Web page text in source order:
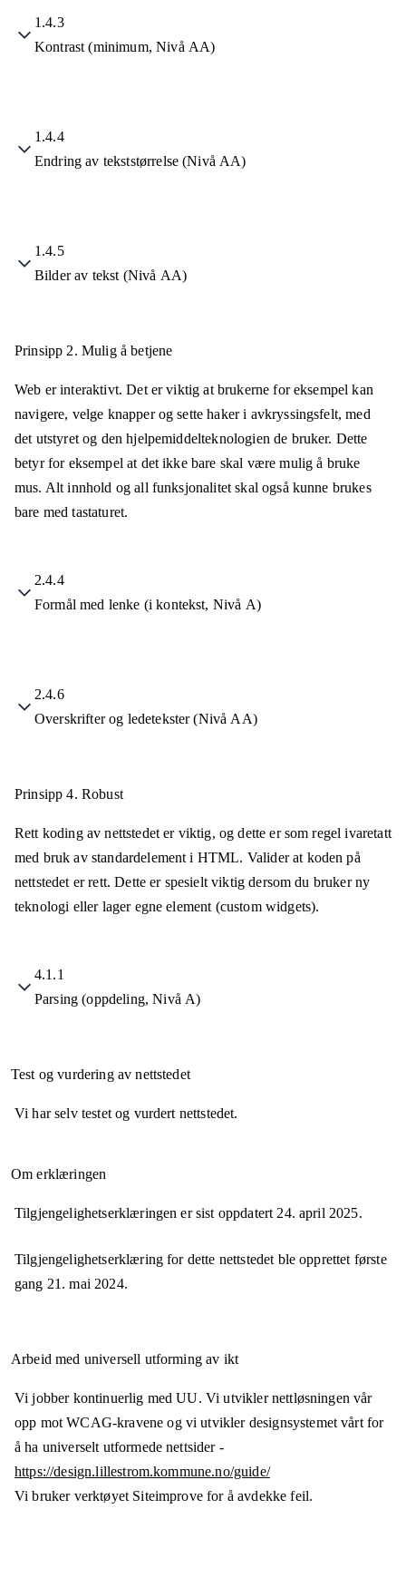
1.4.3
Kontrast (minimum, Nivå AA)
1.4.4
Endring av tekststørrelse (Nivå AA)
1.4.5
Bilder av tekst (Nivå AA)
Prinsipp 2. Mulig å betjene
Web er interaktivt. Det er viktig at brukerne for eksempel kan
navigere, velge knapper og sette haker i avkryssingsfelt, med
det utstyret og den hjelpemiddelteknologien de bruker. Dette
betyr for eksempel at det ikke bare skal være mulig å bruke
mus. Alt innhold og all funksjonalitet skal også kunne brukes
bare med tastaturet.
2.4.4
Formål med lenke (i kontekst, Nivå A)
2.4.6
Overskrifter og ledetekster (Nivå AA)
Prinsipp 4. Robust
Rett koding av nettstedet er viktig, og dette er som regel ivaretatt
med bruk av standardelement i HTML. Valider at koden på
nettstedet er rett. Dette er spesielt viktig dersom du bruker ny
teknologi eller lager egne element (custom widgets).
4.1.1
Parsing (oppdeling, Nivå A)
Test og vurdering av nettstedet
Vi har selv testet og vurdert nettstedet.
Om erklæringen
Tilgjengelighetserklæringen er sist oppdatert24. april 2025.
Tilgjengelighetserklæring for dette nettstedet ble opprettet første
gang 21. mai 2024.
Arbeid med universell utforming av ikt
Vi jobber kontinuerlig med UU. Vi utvikler nettløsningen vår
opp mot WCAG-kravene og vi utvikler designsystemet vårt for
å ha universelt utformede nettsider -
https://design.lillestrom.kommune.no/guide/
Vi bruker verktøyet Siteimprove for å avdekke feil.